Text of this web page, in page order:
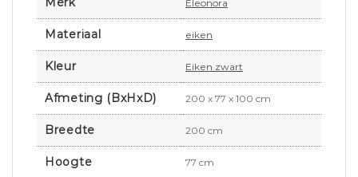
Eleonora
Materiaal eiken
Kleur Eiken zwart
Afmeting (BxHxD) 200 x 77 x 100 cm
Breedte 200 cm
Hoogte 77 cm